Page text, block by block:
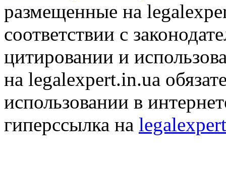
размещенные на
соответствии с
цитировании и
на legalexpert.in.ua
использовании в
гиперссылка на